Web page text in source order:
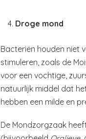
Droge mond
Bacteriën houden niet
stimuleren, zoals de
voor een vochtige,
natuurlijk middel dat
hebben een milde en
De Mondzorgzaak